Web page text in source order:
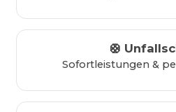
🛟
Sofortleistungen &